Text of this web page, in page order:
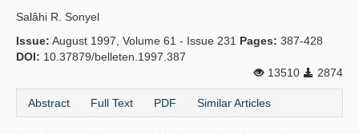
Salâhi R. Sonyel
Issue: August 1997, Volume 61 - Issue 231 Pages: 387-428
DOI: 10.37879/belleten.1997.387
13510
2874
Abstract Full Text PDF Similar Articles